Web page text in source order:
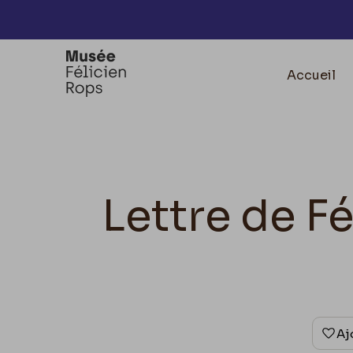
Accueil
Lettre de